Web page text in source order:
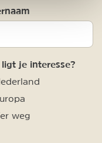
je interesse?
weg